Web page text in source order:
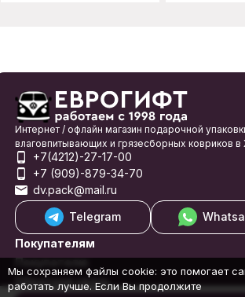
Интернет / офлайн магазин подарочной
влаговпитывающих и грязесборных ковриков в
+7(4212)-27-17-00
+7 (909)-879-34-70
dv.pack@mail.ru
Telegram
Покупателям
Покупателю
Обратная связь
Мы сохраняем файлы cookie: это помогает
работать лучше. Если Вы продолжите